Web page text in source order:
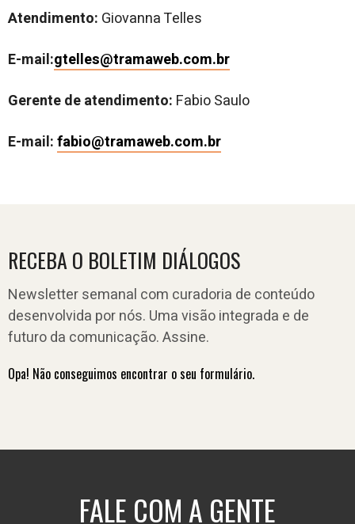
Atendimento: Giovanna Telles
E-mail:gtelles@tramaweb.com.br
Gerente de atendimento: Fabio Saulo
E-mail:fabio@tramaweb.com.br
RECEBA O BOLETIM DIÁLOGOS
Newsletter semanal com curadoria de conteúdo
desenvolvida por nós. Uma visão integrada e de
futuro da comunicação. Assine.
Opa! Não conseguimos encontrar o seu formulário.
FALE COM A GENTE